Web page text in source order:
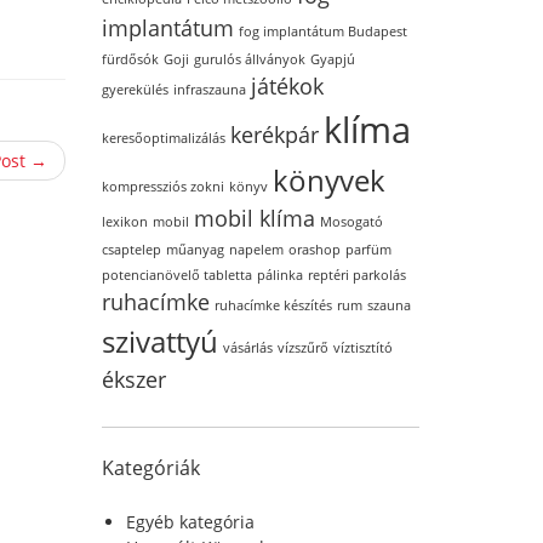
→
implantátum fog implantátum Budapest
fürdősók Goji gurulós állványok Gyapjú
gyerekülés infraszauna játékok
keresőoptimalizálás kerékpár klíma
kompressziós zokni könyv könyvek
lexikon mobil mobil klíma Mosogató
csaptelep műanyag napelem orashop parfüm
potencianövelő tabletta pálinka reptéri parkolás
ruhacímke ruhacímke készítés rum szauna
szivattyú vásárlás vízszűrő víztisztító
ékszer
Kategóriák
Egyéb kategória